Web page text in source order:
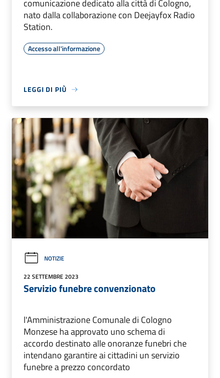
comunicazione dedicato alla città di Cologno,
nato dalla collaborazione con Deejayfox Radio
Station.
Accesso all'informazione
LEGGI DI PIÙ
NOTIZIE
22 SETTEMBRE 2023
Servizio funebre convenzionato
l'Amministrazione Comunale di Cologno
Monzese ha approvato uno schema di
accordo destinato alle onoranze funebri che
intendano garantire ai cittadini un servizio
funebre a prezzo concordato